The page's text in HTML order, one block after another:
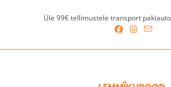
Üle 99€ tellimustele transport